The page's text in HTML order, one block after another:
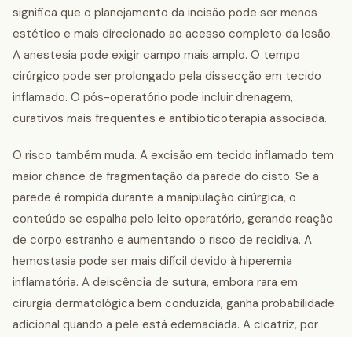
significa que o planejamento da incisão pode ser menos
estético e mais direcionado ao acesso completo da lesão.
A anestesia pode exigir campo mais amplo. O tempo
cirúrgico pode ser prolongado pela dissecção em tecido
inflamado. O pós-operatório pode incluir drenagem,
curativos mais frequentes e antibioticoterapia associada.
O risco também muda. A excisão em tecido inflamado tem
maior chance de fragmentação da parede do cisto. Se a
parede é rompida durante a manipulação cirúrgica, o
conteúdo se espalha pelo leito operatório, gerando reação
de corpo estranho e aumentando o risco de recidiva. A
hemostasia pode ser mais difícil devido à hiperemia
inflamatória. A deiscência de sutura, embora rara em
cirurgia dermatológica bem conduzida, ganha probabilidade
adicional quando a pele está edemaciada. A cicatriz, por